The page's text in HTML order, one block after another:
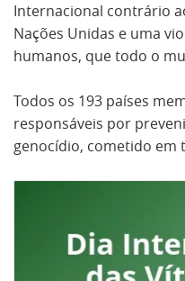
Internacional contrário
Nações Unidas e uma
humanos, que todo o
Todos os 193 países
responsáveis por
genocídio, cometido em